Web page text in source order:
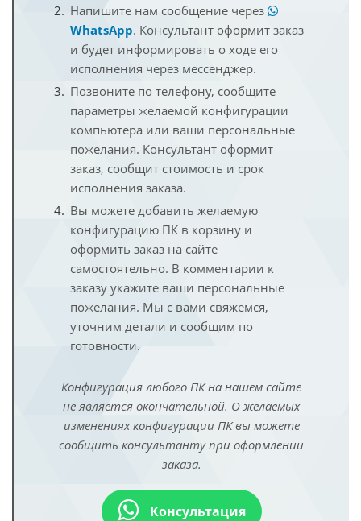
Напишите нам сообщение через
WhatsApp. Консультант оформит заказ
и будет информировать о ходе его
исполнения через мессенджер.
Позвоните по телефону, сообщите
параметры желаемой конфигурации
компьютера или ваши персональные
пожелания. Консультант оформит
заказ, сообщит стоимость и срок
исполнения заказа.
Вы можете добавить желаемую
конфигурацию ПК в корзину и
оформить заказ на сайте
самостоятельно. В комментарии к
заказу укажите ваши персональные
пожелания. Мы с вами свяжемся,
уточним детали и сообщим по
готовности.
Конфигурация любого ПК на нашем сайте
не является окончательной. О желаемых
изменениях конфигурации ПК вы можете
сообщить консультанту при оформлении
заказа.
Консультация